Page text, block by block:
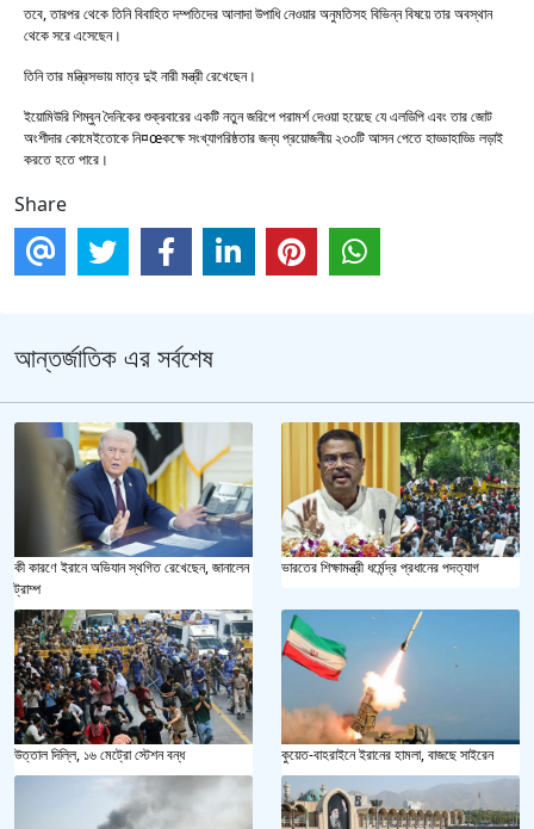
তবে, তারপর থেকে তিনি বিবাহিত দম্পতিদের আলাদা উপাধি নেওয়ার অনুমতিসহ বিভিন্ন বিষয়ে তার অবস্থান
থেকে সরে এসেছেন।
তিনি তার মন্ত্রিসভায় মাত্র দুই নারী মন্ত্রী রেখেছেন।
ইয়োমিউরি শিম্বুন দৈনিকের শুক্রবারের একটি নতুন জরিপে পরামর্শ দেওয়া হয়েছে যে এলডিপি এবং তার জোট
অংশীদার কোমেইতোকে নি¤œকক্ষে সংখ্যাগরিষ্ঠতার জন্য প্রয়োজনীয় ২৩৩টি আসন পেতে হাড্ডাহাড্ডি লড়াই
করতে হতে পারে।
Share
আন্তর্জাতিক এর সর্বশেষ
কী কারণে ইরানে অভিযান স্থগিত রেখেছেন, জানালেন
ট্রাম্প
ভারতের শিক্ষামন্ত্রী ধর্মেন্দ্র প্রধানের পদত্যাগ
উত্তাল দিল্লি, ১৬ মেট্রো স্টেশন বন্ধ কুয়েত-বাহরাইনে ইরানের হামলা, বাজছে সাইরেন